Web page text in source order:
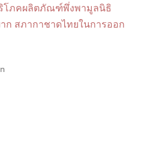
โภคผลิตภัณฑ์พึ่งพามูลนิธิ
ก สภากาชาดไทยในการออก